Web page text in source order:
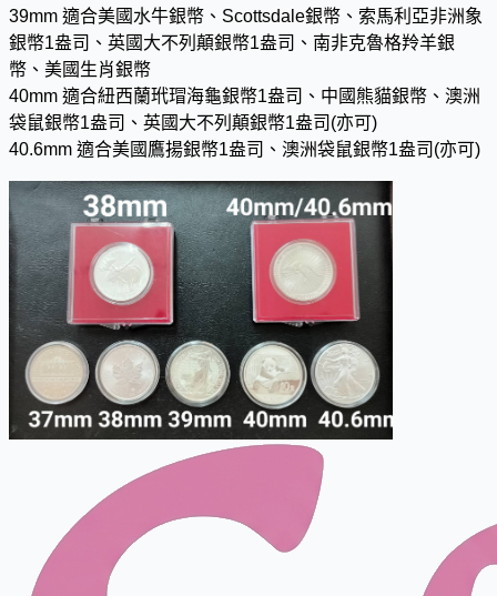
39mm 適合美國水牛銀幣、Scottsdale銀幣、索馬利亞非洲象
銀幣1盎司、英國大不列顛銀幣1盎司、南非克魯格羚羊銀
幣、美國生肖銀幣
40mm 適合紐西蘭玳瑁海龜銀幣1盎司、中國熊貓銀幣、澳洲
袋鼠銀幣1盎司、英國大不列顛銀幣1盎司(亦可)
40.6mm 適合美國鷹揚銀幣1盎司、澳洲袋鼠銀幣1盎司(亦可)